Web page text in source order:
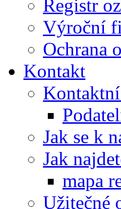
Registr
Výroční
Ochrana
Kontakt
Jak se k
Jak
mapa
Užitečné